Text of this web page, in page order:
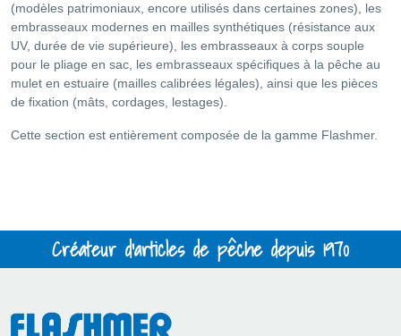
(modèles patrimoniaux, encore utilisés dans certaines zones), les
embrasseaux modernes en mailles synthétiques (résistance aux
UV, durée de vie supérieure), les embrasseaux à corps souple
pour le pliage en sac, les embrasseaux spécifiques à la pêche au
mulet en estuaire (mailles calibrées légales), ainsi que les pièces
de fixation (mâts, cordages, lestages).
Cette section est entièrement composée de la gamme Flashmer.
Créateur d'articles de pêche depuis 1970